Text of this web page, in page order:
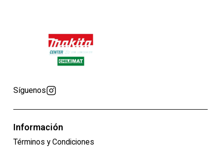
Síguenos
Información
Términos y Condiciones